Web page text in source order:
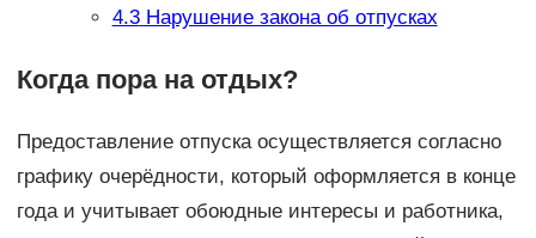
4.3Нарушение закона об отпусках
Когда пора на отдых?
Предоставление отпуска осуществляется согласно
графику очерёдности, который оформляется в конце
года и учитывает обоюдные интересы и работника,